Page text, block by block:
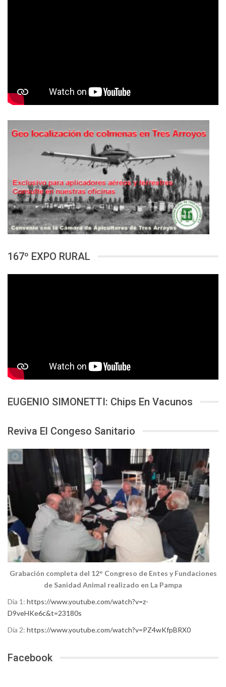
167º EXPO RURAL
EUGENIO SIMONETTI: Chips En Vacunos
Reviva El Congeso Sanitario
Grabación completa del 12° Congreso de Entes y Fundaciones
de Sanidad Animal realizado en La Pampa
Día 1: https://www.youtube.com/watch?v=z-
D9veHKe6c&t=23180s
Día 2: https://www.youtube.com/watch?v=PZ4wKfpBRX0
Facebook